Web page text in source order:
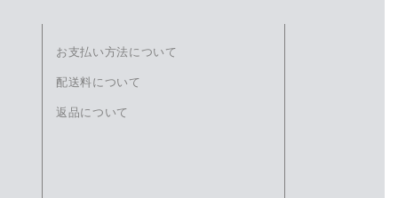
お支払い方法について
配送料について
返品について